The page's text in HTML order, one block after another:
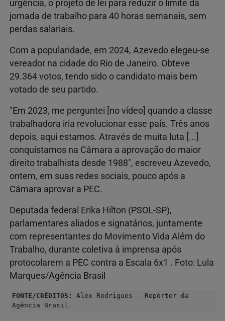
urgência, o projeto de lei para reduzir o limite da
jornada de trabalho para 40 horas semanais, sem
perdas salariais.
Com a popularidade, em 2024, Azevedo elegeu-se
vereador na cidade do Rio de Janeiro. Obteve
29.364 votos, tendo sido o candidato mais bem
votado de seu partido.
"Em 2023, me perguntei [no vídeo] quando a classe
trabalhadora iria revolucionar esse país. Três anos
depois, aqui estamos. Através de muita luta [...]
conquistamos na Câmara a aprovação do maior
direito trabalhista desde 1988", escreveu Azevedo,
ontem, em suas redes sociais, pouco após a
Câmara aprovar a PEC.
Deputada federal Erika Hilton (PSOL-SP),
parlamentares aliados e signatários, juntamente
com representantes do Movimento Vida Além do
Trabalho, durante coletiva à imprensa após
protocolarem a PEC contra a Escala 6x1 . Foto: Lula
Marques/Agência Brasil
FONTE/CRÉDITOS:
Alex Rodrigues - Repórter da
Agência Brasil